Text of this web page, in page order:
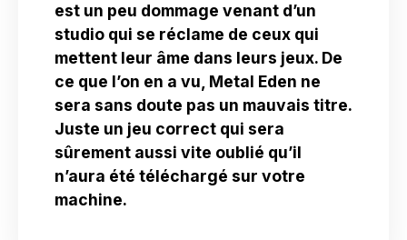
est un peu dommage venant d’un
studio qui se réclame de ceux qui
mettent leur âme dans leurs jeux. De
ce que l’on en a vu, Metal Eden ne
sera sans doute pas un mauvais titre.
Juste un jeu correct qui sera
sûrement aussi vite oublié qu’il
n’aura été téléchargé sur votre
machine.